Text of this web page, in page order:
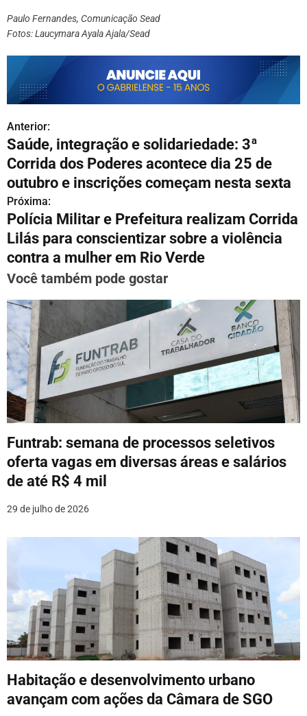
Paulo Fernandes, Comunicação Sead
Fotos: Laucymara Ayala Ajala/Sead
N
a
v
e
g
a
ç
ã
o
d
e
P
o
s
Anterior:
Saúde, integração e solidariedade: 3ª
Corrida dos Poderes acontece dia 25 de
outubro e inscrições começam nesta sexta
Próxima:
Polícia Militar e Prefeitura realizam Corrida
Lilás para conscientizar sobre a violência
contra a mulher em Rio Verde
Você também pode gostar
Funtrab: semana de processos seletivos
oferta vagas em diversas áreas e salários
de até R$ 4 mil
29 de julho de 2026
Habitação e desenvolvimento urbano
avançam com ações da Câmara de SGO